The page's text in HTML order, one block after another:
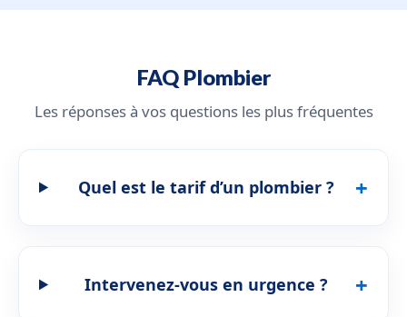
FAQ Plombier
Les réponses à vos questions les plus fréquentes
Quel est le tarif d’un plombier ?
Intervenez-vous en urgence ?